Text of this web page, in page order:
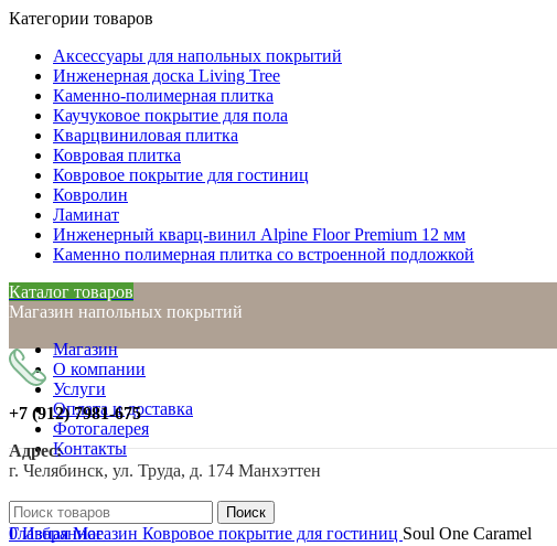
Категории товаров
Аксессуары для напольных покрытий
Инженерная доска Living Tree
Каменно-полимерная плитка
Каучуковое покрытие для пола
Кварцвиниловая плитка
Ковровая плитка
Ковровое покрытие для гостиниц
Ковролин
Ламинат
Инженерный кварц-винил Alpine Floor Premium 12 мм
Каменно полимерная плитка со встроенной подложкой
Каталог товаров
Магазин напольных покрытий
Магазин
О компании
Услуги
Оплата и доставка
Фотогалерея
Контакты
+7 (912)7981-675
Адрес:
г. Челябинск, ул. Труда, д. 174 Манхэттен
Поиск
0Избранное
Нажмите, чтобы увеличить
ГлавнаяМагазин Ковровое покрытие для гостиниц Soul One Caramel